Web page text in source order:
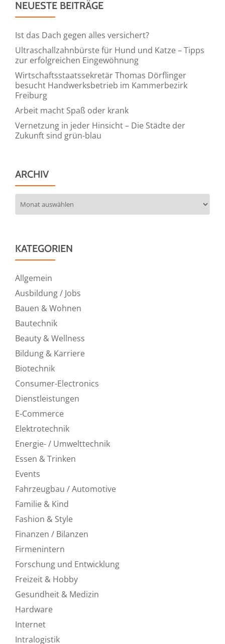
NEUESTE BEITRÄGE
Ist das Dach gegen alles versichert?
Ultraschallzahnbürste für Hund und Katze – Tipps
zur erfolgreichen Eingewöhnung
Wirtschaftsstaatssekretär Thomas Dörflinger
besucht Handwerksbetrieb im Kammerbezirk
Freiburg
Arbeit macht Spaß oder krank
Vernetzung in jeder Hinsicht – Die Städte der
Zukunft sind grün-blau
ARCHIV
KATEGORIEN
Allgemein
Ausbildung / Jobs
Bauen & Wohnen
Bautechnik
Beauty & Wellness
Bildung & Karriere
Biotechnik
Consumer-Electronics
Dienstleistungen
E-Commerce
Elektrotechnik
Energie- / Umwelttechnik
Essen & Trinken
Events
Fahrzeugbau / Automotive
Familie & Kind
Fashion & Style
Finanzen / Bilanzen
Firmenintern
Forschung und Entwicklung
Freizeit & Hobby
Gesundheit & Medizin
Hardware
Internet
Intralogistik